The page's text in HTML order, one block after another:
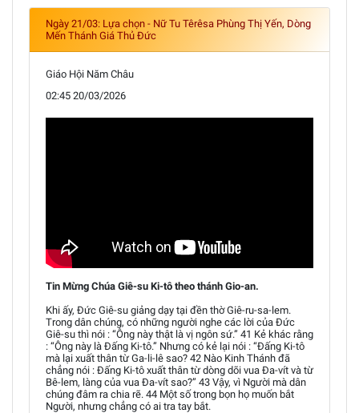
Ngày 21/03: Lựa chọn - Nữ Tu Têrêsa Phùng Thị Yến, Dòng
Mến Thánh Giá Thủ Đức
Giáo Hội Năm Châu
02:45 20/03/2026
Tin Mừng Chúa Giê-su Ki-tô theo thánh Gio-an.
Khi ấy, Đức Giê-su giảng dạy tại đền thờ Giê-ru-sa-lem.
Trong dân chúng, có những người nghe các lời của Đức
Giê-su thì nói : “Ông này thật là vị ngôn sứ.” 41 Kẻ khác rằng
: “Ông này là Đấng Ki-tô.” Nhưng có kẻ lại nói : “Đấng Ki-tô
mà lại xuất thân từ Ga-li-lê sao? 42 Nào Kinh Thánh đã
chẳng nói : Đấng Ki-tô xuất thân từ dòng dõi vua Đa-vít và từ
Bê-lem, làng của vua Đa-vít sao?” 43 Vậy, vì Người mà dân
chúng đâm ra chia rẽ. 44 Một số trong bọn họ muốn bắt
Người, nhưng chẳng có ai tra tay bắt.